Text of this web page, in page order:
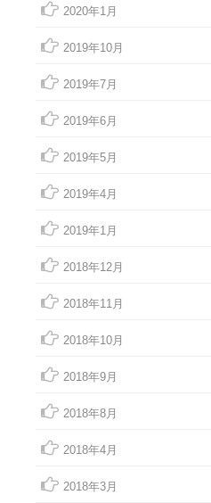
2020年1月
2019年10月
2019年7月
2019年6月
2019年5月
2019年4月
2019年1月
2018年12月
2018年11月
2018年10月
2018年9月
2018年8月
2018年4月
2018年3月